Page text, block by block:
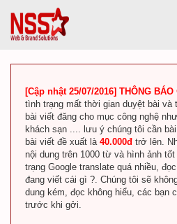
[Cập nhật 25/07/2016] THÔNG BÁO
tình trạng mất thời gian duyệt bài và
bài viết đăng cho mục công nghệ
khách sạn .... lưu ý chúng tôi cần
bài viết đề xuất là 40.000đ trở lên.
nội dung trên 1000 từ và hình ảnh
trạng Google translate quá nhiều,
đang viết cái gì ?. Chúng tôi sẽ
dung kém, đọc không hiểu, các bạn
trước khi gởi.